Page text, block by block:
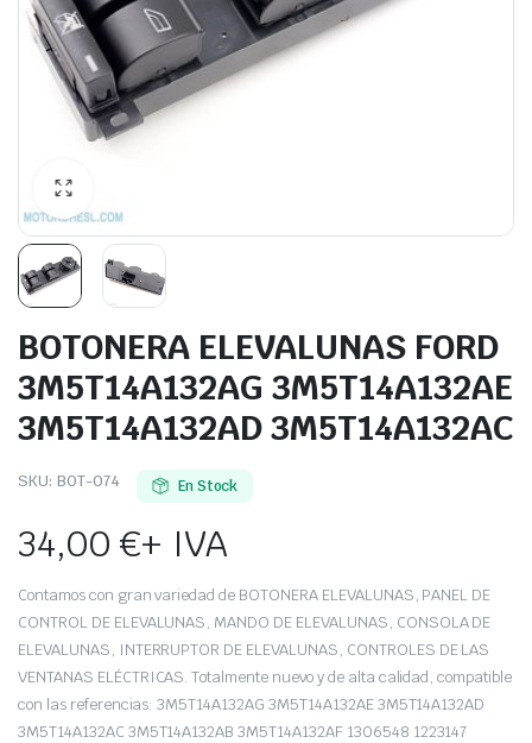
BOTONERA ELEVALUNAS FORD
3M5T14A132AG 3M5T14A132AE
3M5T14A132AD 3M5T14A132AC
SKU: BOT-074 En Stock
34,00€+ IVA
Contamos con gran variedad de BOTONERA ELEVALUNAS, PANEL DE
CONTROL DE ELEVALUNAS, MANDO DE ELEVALUNAS, CONSOLA DE
ELEVALUNAS, INTERRUPTOR DE ELEVALUNAS, CONTROLES DE LAS
VENTANAS ELÉCTRICAS. Totalmente nuevo y de alta calidad, compatible
con las referencias: 3M5T14A132AG 3M5T14A132AE 3M5T14A132AD
3M5T14A132AC 3M5T14A132AB 3M5T14A132AF 1306548 1223147